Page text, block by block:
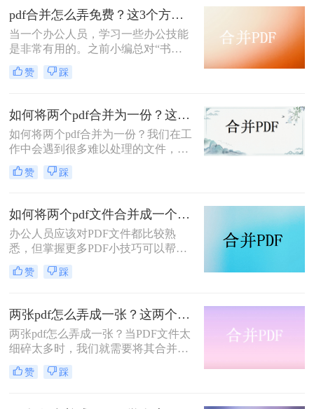
些情况下，我们可能需要将多个PDF
文件合并成一个单独的文件。这种情
况下，合并PDF文件就变得尤为重要
了。那么如何将几张pdf合并成一个文
档呢？下面这个在线合并教程，希望
可以帮助到大家。
pdf合并怎么弄免费？这3个方法非常简单！请低调使用！
当一个办公人员，学习一些办公技能
是非常有用的。之前小编总对“书到
用时就恨少”这句话非常不以为然，
直到真正遇到的时候，才明白这句话
候多学点东西，等用到的时候也不会
变得手忙脚乱。你知道pdf合并怎么弄
免费吗？今日小编就跟你分享如何把
pdf合并在一起。
赞 踩
如何将两个pdf合并为一份？这两个方法就够用啦!
如何将两个pdf合并为一份？我们在工
作中会遇到很多难以处理的文件，比
如PDF文件，特别是多个PDF文件合
并成一个PDF文件。事实上，大多数
上找到相关的方法。最后，我们不能
达到我们理想的预期。让我们来看看
pdf合并的方法。
赞 踩
如何将两个pdf文件合并成一个？这3个简便的方法，一看就会！
办公人员应该对PDF文件都比较熟
悉，但掌握更多PDF小技巧可以帮助
我们提高工作效率，因此，如果领导
要我们整理一些材料，而且正好这些
把这些材料整合起来。将两个pdf文件
合并成一个是需要使用的操作，目前
仍有许多人工手动进行合并，但为了
提高我们的效率，小编今天分享如何
将两个pdf文件合并成一个的方法。
赞 踩
两张pdf怎么弄成一张？这两个方法包你轻松解决
两张pdf怎么弄成一张？当PDF文件太
细碎太多时，我们就需要将其合并成
一个文件！因为文件过多在查找时会
非常耗费时间，影响效率，所以整合
赞 踩